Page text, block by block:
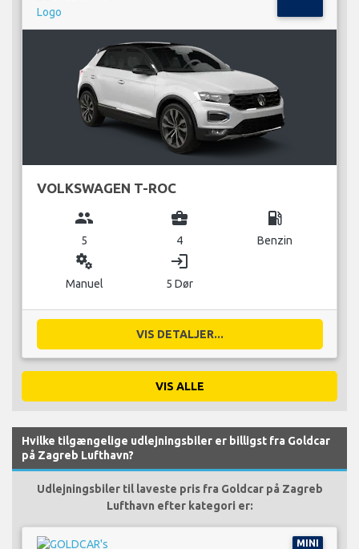
VOLKSWAGEN T-ROC
group
5
business_center
4
local_gas_station
Benzin
miscellaneous_services
Manuel
login
5 Dør
VIS DETALJER...
VIS ALLE
Hvilke tilgængelige udlejningsbiler er billigst fra Goldcar
på Zagreb Lufthavn?
Udlejningsbiler til laveste pris fra Goldcar på Zagreb
Lufthavn efter kategori er:
MINI